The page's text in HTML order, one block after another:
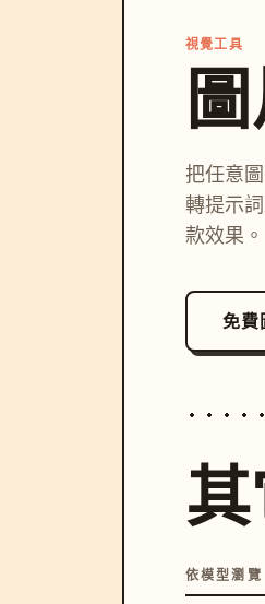
視覺工具
把任意
轉提示
款效果。
免費
依模型瀏覽